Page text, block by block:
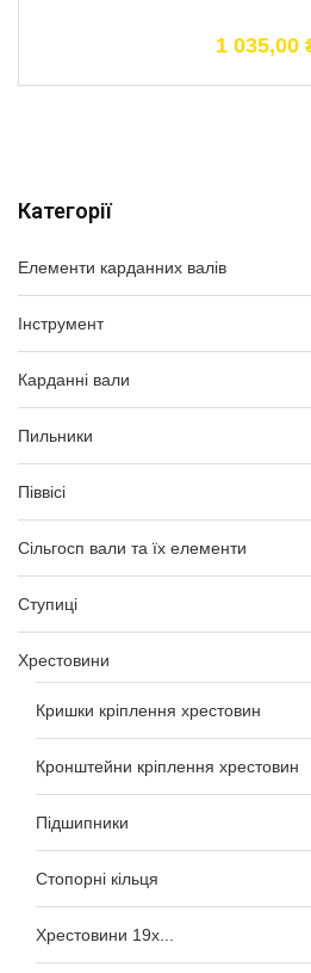
Категорії
Елементи карданних валів
Інструмент
Карданні вали
Пильники
Піввісі
Сільгосп вали та їх елементи
Ступиці
Хрестовини
Кришки кріплення хрестовин
Кронштейни кріплення хрестовин
Підшипники
Стопорні кільця
Хрестовини 19x...
1 035,00